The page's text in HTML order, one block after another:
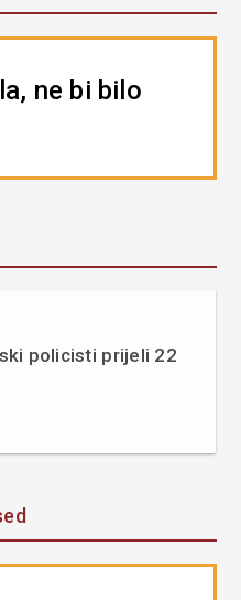
ne bi bilo
policisti prijeli 22